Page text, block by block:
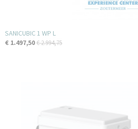
SANICUBIC 1 WP L
€ 1.497,50€ 2.994,75